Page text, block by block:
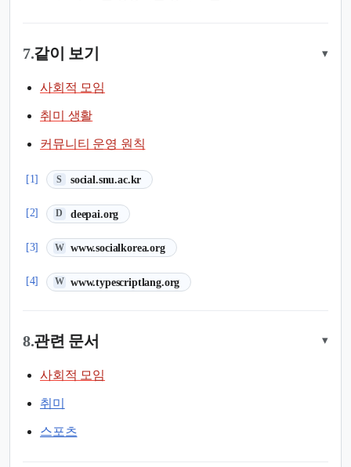
7.같이 보기 ▾
사회적 모임
취미 생활
커뮤니티 운영 원칙
[1] S social.snu.ac.kr
(새 탭에서 열림)
[2] D deepai.org
(새 탭에서 열림)
[3] W www.socialkorea.org
(새 탭에서 열림)
[4] W www.typescriptlang.org
(새 탭에서 열림)
8.관련 문서 ▾
사회적 모임
취미
스포츠